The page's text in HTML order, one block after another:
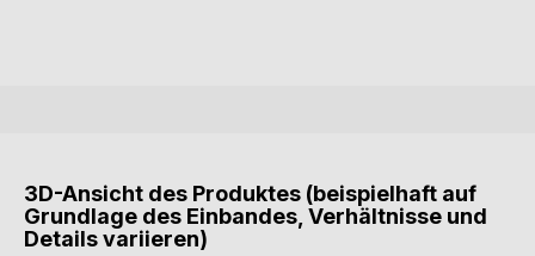
3D-Ansicht des Produktes (beispielhaft auf
Grundlage des Einbandes, Verhältnisse und
Details variieren)